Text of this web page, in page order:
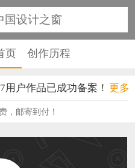
国设计之窗
页 创作历程
户作品已成功备案！
户作品已成功备案！
户作品已成功备案！
用户作品已成功备案！
更多
，邮寄到付！